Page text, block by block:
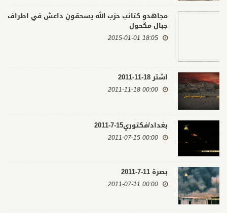
مجاهدو كتائب حزب الله يسحقون داعش في اطراف
جبال مكحول
18:05 2015-01-01
اشتر 18-11-2011
00:00 2011-11-18
بغداد/فكتوري15-7-2011
00:00 2011-07-15
بصرة 11-7-2011
00:00 2011-07-11